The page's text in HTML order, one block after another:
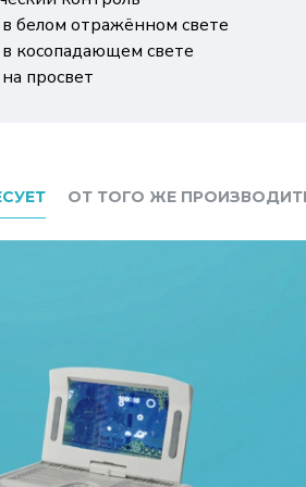
белом отражённом свете
косопадающем свете
просвет
ОТ ТОГО ЖЕ